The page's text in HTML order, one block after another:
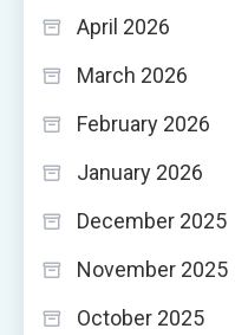
April 2026
March 2026
February 2026
January 2026
December 2025
November 2025
October 2025